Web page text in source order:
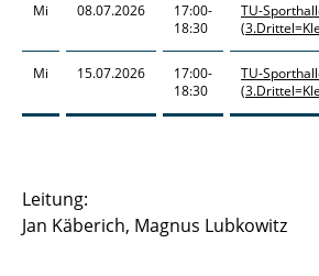
Mi 08.07.2026
17:00-
18:30
TU-
Mi 15.07.2026
17:00-
18:30
TU-
Leitung:
Jan Käberich, Magnus Lubkowitz